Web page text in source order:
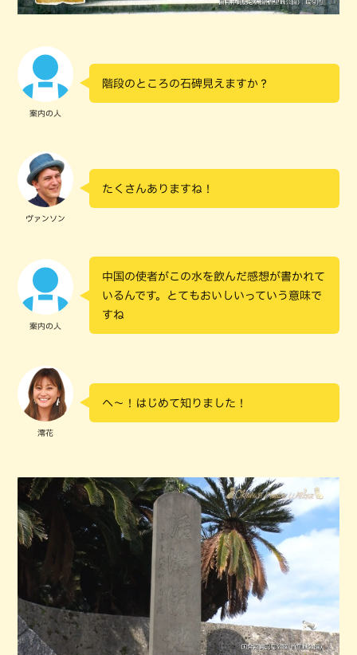
案内の人
階段のところの石碑見えますか？
ヴァンソン
たくさんありますね！
案内の人
中国の使者がこの水を飲んだ感想が書かれて
いるんです。とてもおいしいっていう意味で
すね
澪花
へ～！はじめて知りました！